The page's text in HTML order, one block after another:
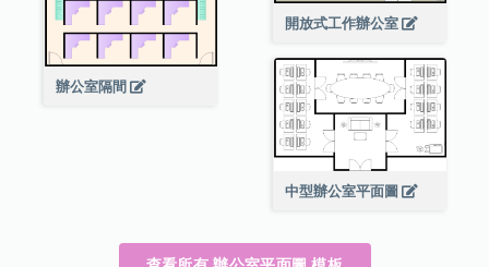
開放式工作辦公室
辦公室隔間
中型辦公室平面圖